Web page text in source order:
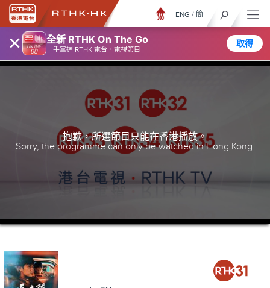
× 全新 RTHK On The Go
一手掌握 RTHK 電台、電視節目
取得
ENG / 簡
抱歉，所選節目只能在香港播放。
Sorry, the programme can only be watched in Hong Kong.